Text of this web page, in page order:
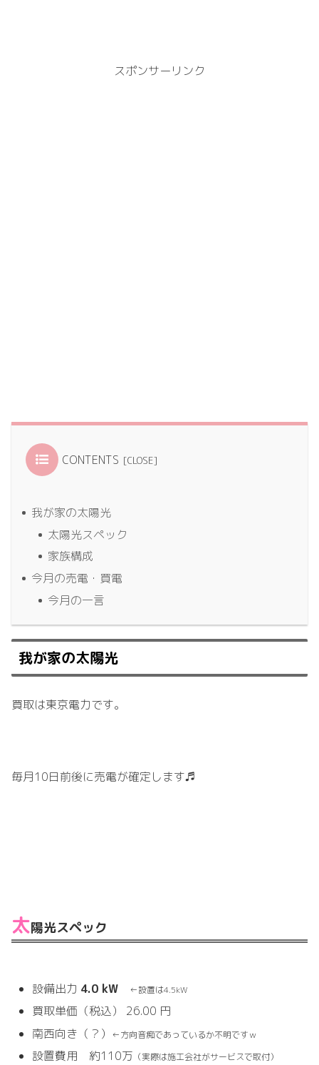
スポンサーリンク
CONTENTS
我が家の太陽光
太陽光スペック
家族構成
今月の売電・買電
今月の一言
我が家の太陽光
買取は東京電力です。
毎月10日前後に売電が確定します♬
太陽光スペック
設備出力 4.0 kW ←設置は4.5kW
買取単価（税込） 26.00 円
南西向き（？）
←方向音痴であっているか不明ですｗ
設置費用 約110万 （実際は施工会社がサービスで取付）